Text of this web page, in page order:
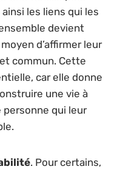
les liens qui les
devient
d’affirmer leur
commun. Cette
car elle donne
une vie à
qui leur
. Pour certains,